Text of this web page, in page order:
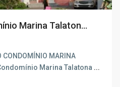
Marina Talaton...
CONDOMÍNIO MARINA
Marina Talatona ...